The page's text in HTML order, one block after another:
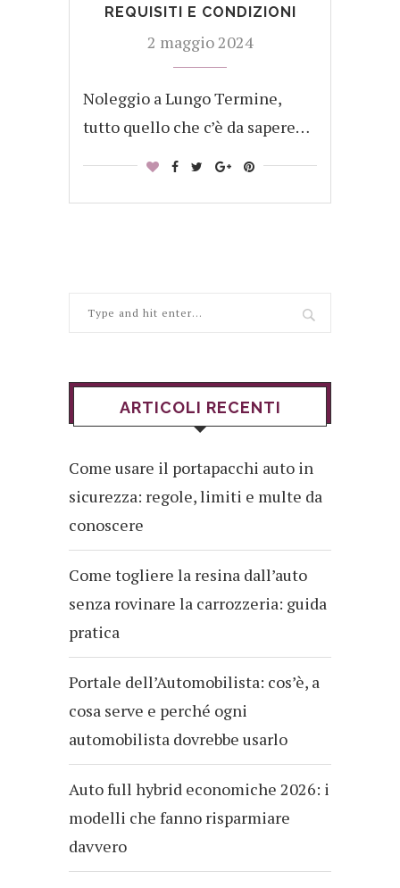
REQUISITI E CONDIZIONI
2 maggio 2024
Noleggio a Lungo Termine,
tutto quello che c’è da sapere…
ARTICOLI RECENTI
Come usare il portapacchi auto in
sicurezza: regole, limiti e multe da
conoscere
Come togliere la resina dall’auto
senza rovinare la carrozzeria: guida
pratica
Portale dell’Automobilista: cos’è, a
cosa serve e perché ogni
automobilista dovrebbe usarlo
Auto full hybrid economiche 2026: i
modelli che fanno risparmiare
davvero